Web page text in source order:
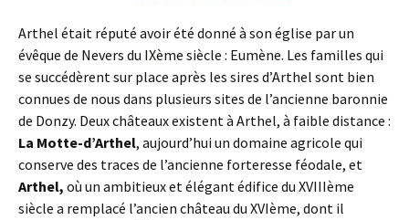
Arthel était réputé avoir été donné à son église par un
évêque de Nevers du IXème siècle : Eumène. Les familles qui
se succédèrent sur place après les sires d’Arthel sont bien
connues de nous dans plusieurs sites de l’ancienne baronnie
de Donzy. Deux châteaux existent à Arthel, à faible distance :
La Motte-d’Arthel, aujourd’hui un domaine agricole qui
conserve des traces de l’ancienne forteresse féodale, et
Arthel, où un ambitieux et élégant édifice du XVIIIème
siècle a remplacé l’ancien château du XVIème, dont il